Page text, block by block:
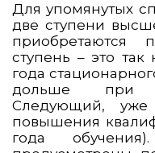
Для упомянутых
две ступени
приобретаются
ступень – это
года
дольше при
Следующий, уже
повышения
года